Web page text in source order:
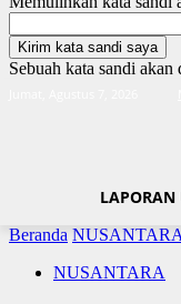
Sebuah kata sandi
Beranda NUSANTARA
NUSANTARA